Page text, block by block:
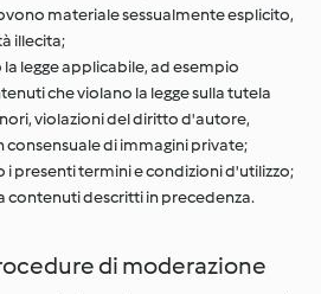
materiale sessualmente esplicito,
illecita;
legge applicabile, ad esempio
che violano la legge sulla tutela
violazioni del diritto d'autore,
consensuale di immagini private;
i presenti termini e condizioni d'utilizzo;
contenuti descritti in precedenza.
di moderazione